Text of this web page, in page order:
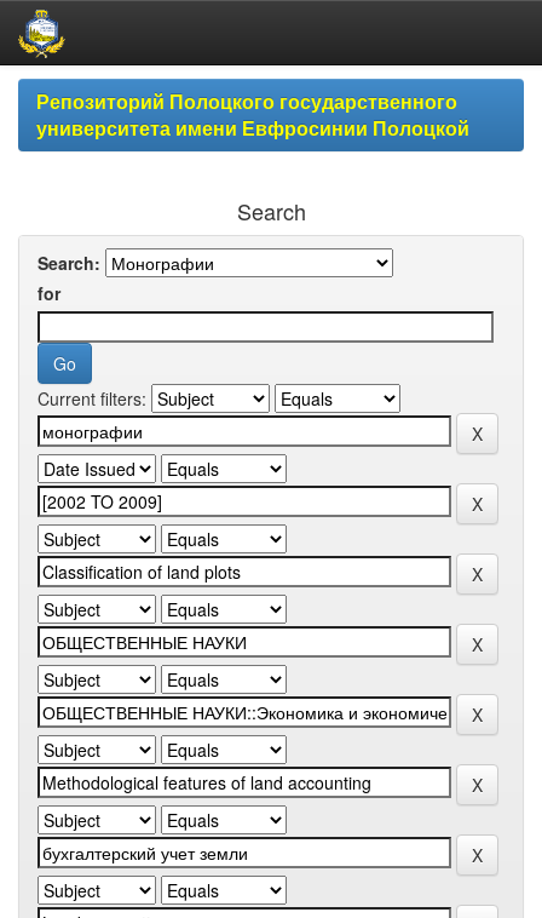
Skip
navigationРепозиторий Полоцкого государственного
университета имени Евфросинии Полоцкой
Search
Search:
for
Current filters: